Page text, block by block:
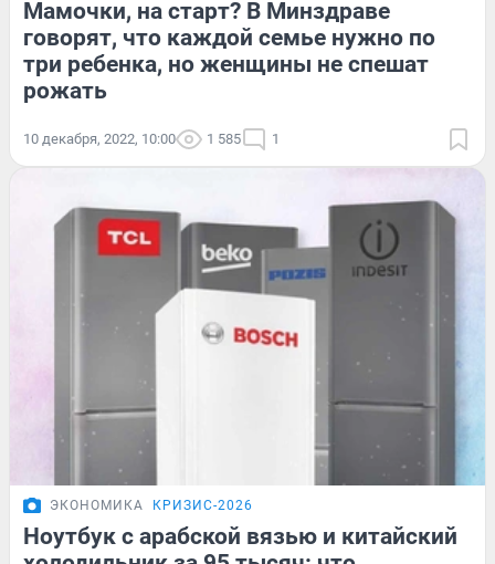
Мамочки, на старт? В Минздраве
говорят, что каждой семье нужно по
три ребенка, но женщины не спешат
рожать
10 декабря, 2022, 10:00 1 585 1
ЭКОНОМИКА КРИЗИС-2026
Ноутбук с арабской вязью и китайский